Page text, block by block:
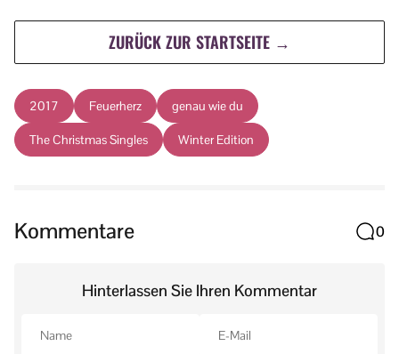
ZURÜCK ZUR STARTSEITE →
2017 Feuerherz genau wie du
The Christmas Singles Winter Edition
Kommentare 0
Hinterlassen Sie Ihren Kommentar